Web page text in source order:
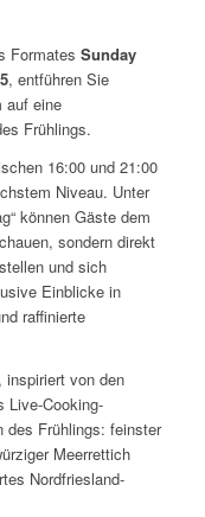
Formates Sunday
, entführen Sie
auf eine
Frühlings.
16:00 und 21:00
Niveau. Unter
können Gäste dem
sondern direkt
und sich
Einblicke in
raffinierte
inspiriert von den
Live-Cooking-
des Frühlings: feinster
Meerrettich
Nordfriesland-